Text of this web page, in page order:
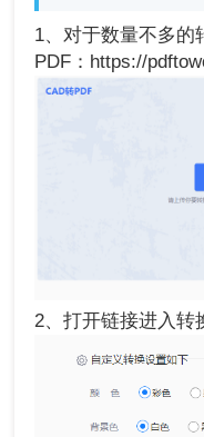
1、对于数量不多的
PDF：https://
2、打开链接进入转